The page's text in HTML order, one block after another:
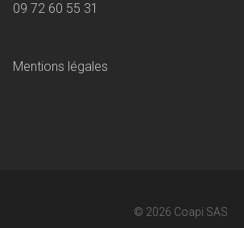
09 72 60 55 31
Mentions légales
© 2026 Coapi SAS